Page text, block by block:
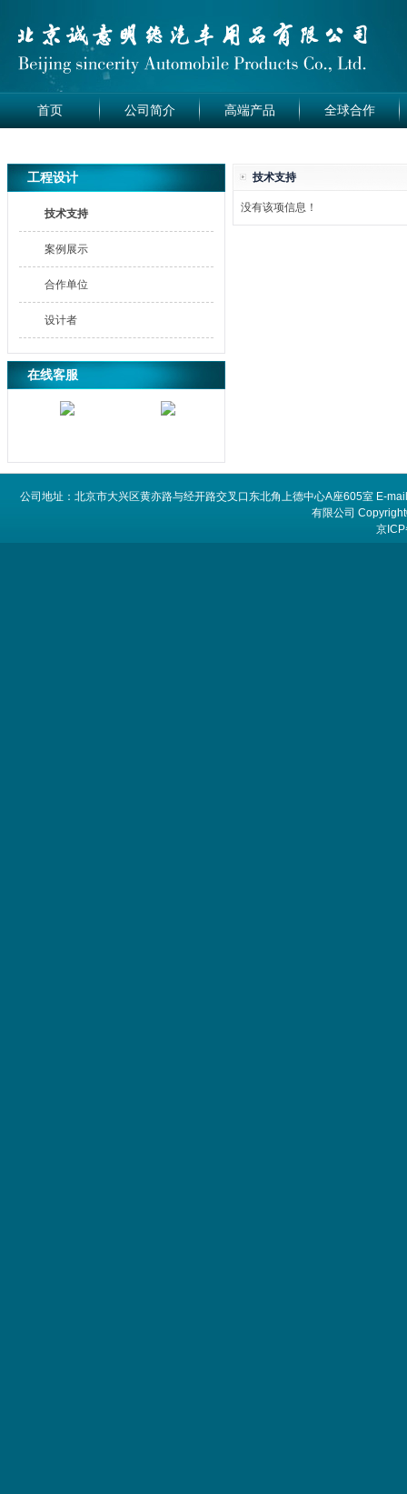
首页 公司简介 高端产品 全球合作
工程设计
技术支持
案例展示
合作单位
设计者
在线客服
技术支持
没有该项信息！
公司地址：北京市大兴区黄亦路与经开路交叉口东北角上德中心A座605室 E-
有限公司
京